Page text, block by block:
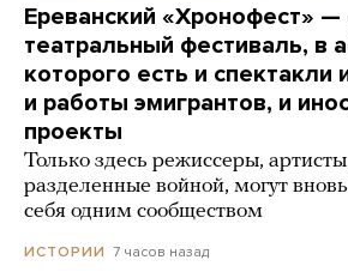
Ереванский «Хронофест»
театральный фестиваль, в
которого есть и спектакли
и работы эмигрантов, и
проекты
Только здесь режиссеры,
разделенные войной, могут вновь
себя одним сообществом
ИСТОРИИ 7 часов назад